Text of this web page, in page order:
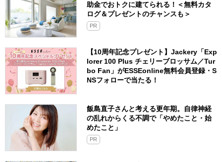
助金でおトクに建てられる！＜無料カタ
ログ＆プレゼントのチャンスも＞
PR
【10周年記念プレゼント】Jackery「Exp
lorer 100 Plus チェリーブロッサム／Tur
bo Fan」がESSEonline無料会員登録・S
NSフォローで当たる！
飯島直子さんと考える更年期。自律神経
の乱れからくる不調で「やめたこと・始
めたこと」
PR